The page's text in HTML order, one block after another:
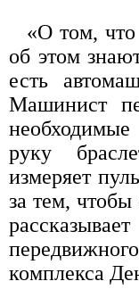
«О том, что
об этом
есть
Машинист
руку
измеряет
за тем, чтобы
комплекса